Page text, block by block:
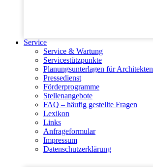
Service
Service & Wartung
Servicestützpunkte
Planungsunterlagen für Architekten
Pressedienst
Förderprogramme
Stellenangebote
FAQ – häufig gestellte Fragen
Lexikon
Links
Anfrageformular
Impressum
Datenschutzerklärung